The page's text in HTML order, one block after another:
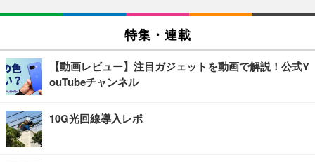
特集・連載
【動画レビュー】注目ガジェットを動画で解説！公式Y
ouTubeチャンネル
10G光回線導入レポ